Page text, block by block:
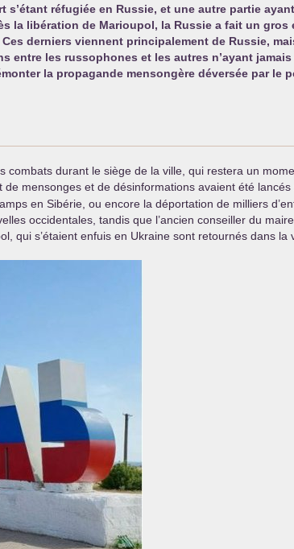
réfugiée en Russie, et une autre partie
la libération de Marioupol, la Russie a fait un gros
derniers viennent principalement de Russie,
entre les russophones et les autres n’ayant jamais
la propagande mensongère déversée par le
combats durant le siège de la ville, qui restera un
mensonges et de désinformations avaient été lancés
en Sibérie, ou encore la déportation de milliers
occidentales, tandis que l’ancien conseiller du maire
qui s’étaient enfuis en Ukraine sont retournés dans la